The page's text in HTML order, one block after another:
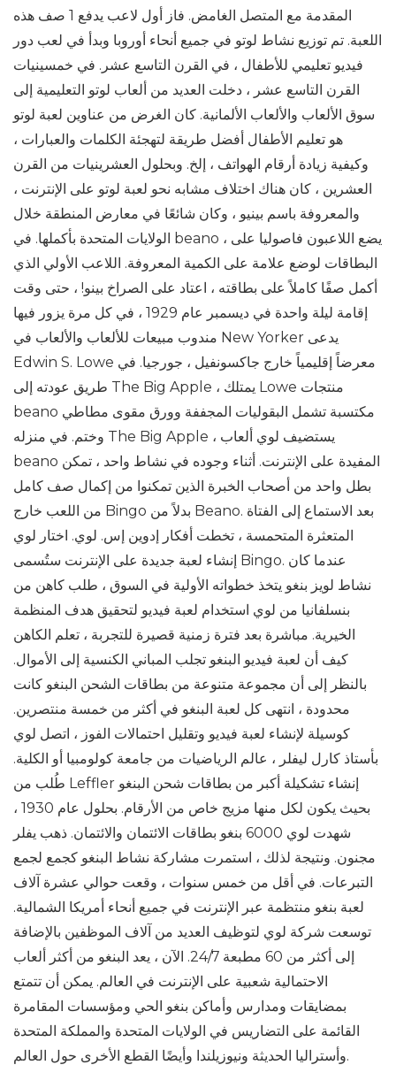
المقدمة مع المتصل الغامض. فاز أول لاعب يدفع 1 صف هذه
اللعبة. تم توزيع نشاط لوتو في جميع أنحاء أوروبا وبدأ في لعب دور
فيديو تعليمي للأطفال ، في القرن التاسع عشر. في خمسينيات
القرن التاسع عشر ، دخلت العديد من ألعاب لوتو التعليمية إلى
سوق الألعاب والألعاب الألمانية. كان الغرض من عناوين لعبة لوتو
هو تعليم الأطفال أفضل طريقة لتهجئة الكلمات والعبارات ،
وكيفية زيادة أرقام الهواتف ، إلخ. وبحلول العشرينيات من القرن
العشرين ، كان هناك اختلاف مشابه نحو لعبة لوتو على الإنترنت ،
والمعروفة باسم بينيو ، وكان شائعًا في معارض المنطقة خلال
الولايات المتحدة بأكملها. في beano ، يضع اللاعبون فاصوليا على
البطاقات لوضع علامة على الكمية المعروفة. اللاعب الأولي الذي
أكمل صفًا كاملاً على بطاقته ، اعتاد على الصراخ بينو! ، حتى وقت
إقامة ليلة واحدة في ديسمبر عام 1929 ، في كل مرة يزور فيها
مندوب مبيعات للألعاب والألعاب في New Yorker يدعى
Edwin S. Lowe معرضاً إقليمياً خارج جاكسونفيل ، جورجيا. في
طريق عودته إلى The Big Apple ، يمتلك Lowe منتجات
beano مكتسبة تشمل البقوليات المجففة وورق مقوى مطاطي
وختم. في منزله The Big Apple ، يستضيف لوي ألعاب
beano المفيدة على الإنترنت. أثناء وجوده في نشاط واحد ، تمكن
بطل واحد من أصحاب الخبرة الذين تمكنوا من إكمال صف كامل
من اللعب خارج Bingo بدلاً من Beano. بعد الاستماع إلى الفتاة
المتعثرة المتحمسة ، تخطت أفكار إدوين إس. لوي. اختار لوي
إنشاء لعبة جديدة على الإنترنت ستُسمى Bingo. عندما كان
نشاط لويز بنغو يتخذ خطواته الأولية في السوق ، طلب كاهن من
بنسلفانيا من لوي استخدام لعبة فيديو لتحقيق هدف المنظمة
الخيرية. مباشرة بعد فترة زمنية قصيرة للتجربة ، تعلم الكاهن
كيف أن لعبة فيديو البنغو تجلب المباني الكنسية إلى الأموال.
بالنظر إلى أن مجموعة متنوعة من بطاقات الشحن البنغو كانت
محدودة ، انتهى كل لعبة البنغو في أكثر من خمسة منتصرين.
كوسيلة لإنشاء لعبة فيديو وتقليل احتمالات الفوز ، اتصل لوي
بأستاذ كارل ليفلر ، عالم الرياضيات من جامعة كولومبيا أو الكلية.
طُلب من Leffler إنشاء تشكيلة أكبر من بطاقات شحن البنغو
بحيث يكون لكل منها مزيج خاص من الأرقام. بحلول عام 1930 ،
شهدت لوي 6000 بنغو بطاقات الائتمان والائتمان. ذهب يفلر
مجنون. ونتيجة لذلك ، استمرت مشاركة نشاط البنغو كجمع لجمع
التبرعات. في أقل من خمس سنوات ، وقعت حوالي عشرة آلاف
لعبة بنغو منتظمة عبر الإنترنت في جميع أنحاء أمريكا الشمالية.
توسعت شركة لوي لتوظيف العديد من آلاف الموظفين بالإضافة
إلى أكثر من 60 مطبعة 24/7. الآن ، يعد البنغو من أكثر ألعاب
الاحتمالية شعبية على الإنترنت في العالم. يمكن أن تتمتع
بمضايقات ومدارس وأماكن بنغو الحي ومؤسسات المقامرة
القائمة على التضاريس في الولايات المتحدة والمملكة المتحدة
وأستراليا الحديثة ونيوزيلندا وأيضًا القطع الأخرى حول العالم.